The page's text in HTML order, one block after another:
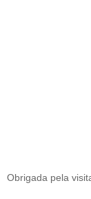
Obrigada pela